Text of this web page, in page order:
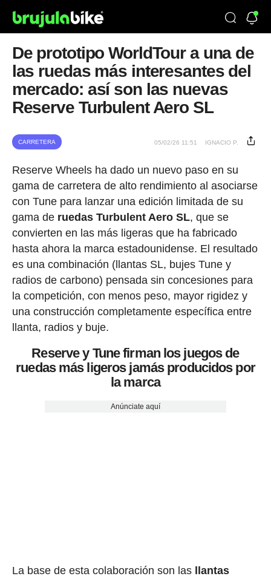
De prototipo WorldTour a una de
las ruedas más interesantes del
mercado: así son las nuevas
Reserve Turbulent Aero SL
CARRETERA 05/02/26 11:51 IGNACIO P.
Reserve Wheels ha dado un nuevo paso en su
gama de carretera de alto rendimiento al asociarse
con Tune para lanzar una edición limitada de su
gama de ruedas Turbulent Aero SL, que se
convierten en las más ligeras que ha fabricado
hasta ahora la marca estadounidense. El resultado
es una combinación (llantas SL, bujes Tune y
radios de carbono) pensada sin concesiones para
la competición, con menos peso, mayor rigidez y
una construcción completamente específica entre
llanta, radios y buje.
Reserve y Tune firman los juegos de
ruedas más ligeros jamás producidos por
la marca
Anúnciate aquí
La base de esta colaboración son las
llantas